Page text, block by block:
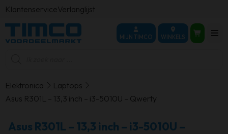
KlantenserviceVerlanglijst
MIJN TIMCO WINKELS
Elektronica
Laptops
Asus R301L – 13,3 inch – i3-5010U – Qwerty
Asus R301L – 13,3 inch – i3-5010U –